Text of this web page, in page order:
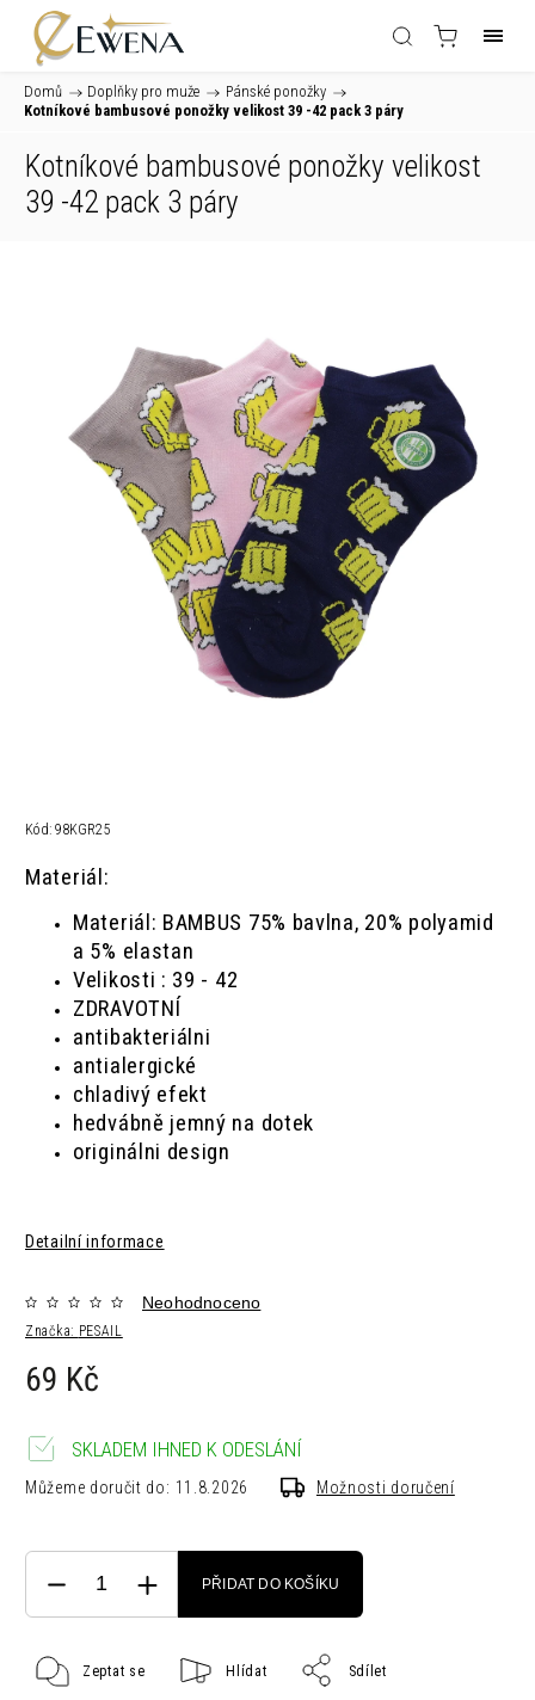
Domů / Doplňky pro muže / Pánské ponožky /
Kotníkové bambusové ponožky velikost 39 -42 pack 3 páry
Kotníkové bambusové ponožky velikost
39 -42 pack 3 páry
Kód: 98KGR25
Materiál:
Materiál: BAMBUS 75% bavlna, 20% polyamid
a 5% elastan
Velikosti : 39 - 42
ZDRAVOTNÍ
antibakteriálni
antialergické
chladivý efekt
hedvábně jemný na dotek
originálni design
Detailní informace
Značka: PESAIL
Neohodnoceno
69 Kč
SKLADEM IHNED K ODESLÁNÍ
Můžeme doručit do: 11.8.2026 Možnosti doručení
PŘIDAT DO KOŠÍKU
Zeptat se Hlídat Sdílet